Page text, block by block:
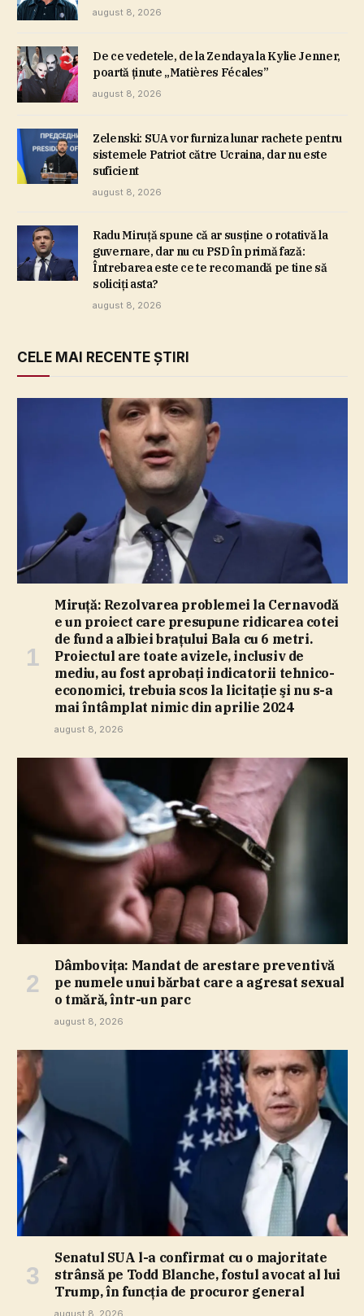
august 8, 2026
De ce vedetele, de la Zendaya la Kylie Jenner,
poartă ţinute „Matières Fécales”
august 8, 2026
Zelenski: SUA vor furniza lunar rachete pentru
sistemele Patriot către Ucraina, dar nu este
suficient
august 8, 2026
Radu Miruţă spune că ar susţine o rotativă la
guvernare, dar nu cu PSD în primă fază:
Întrebarea este ce te recomandă pe tine să
soliciţi asta?
august 8, 2026
CELE MAI RECENTE ȘTIRI
Miruţă: Rezolvarea problemei la Cernavodă
e un proiect care presupune ridicarea cotei
de fund a albiei braţului Bala cu 6 metri.
Proiectul are toate avizele, inclusiv de
mediu, au fost aprobaţi indicatorii tehnico-
economici, trebuia scos la licitaţie şi nu s-a
mai întâmplat nimic din aprilie 2024
august 8, 2026
Dâmboviţa: Mandat de arestare preventivă
pe numele unui bărbat care a agresat sexual
o tmără, într-un parc
august 8, 2026
Senatul SUA l-a confirmat cu o majoritate
strânsă pe Todd Blanche, fostul avocat al lui
Trump, în funcţia de procuror general